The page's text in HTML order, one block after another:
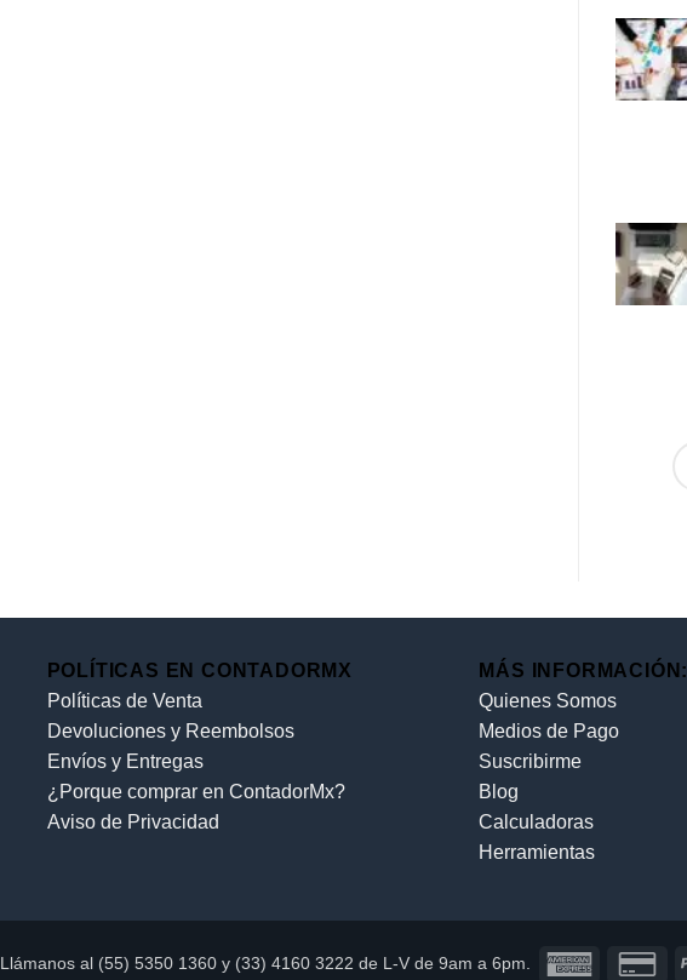
POLÍTICAS EN CONTADORMX
Políticas de Venta
Devoluciones y Reembolsos
Envíos y Entregas
¿Porque comprar en ContadorMx?
Aviso de Privacidad
MÁS INFORMACIÓN:
Quienes Somos
Medios de Pago
Suscribirme
Blog
Calculadoras
Herramientas
Llámanos al (55) 5350 1360 y (33) 4160 3222 de L-V de 9am a 6pm.